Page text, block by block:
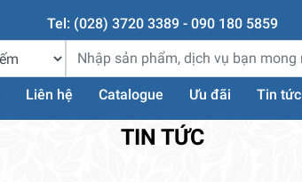
Tel: (028) 3720 3389 - 090 180 5859
Liên hệ Catalogue Ưu đãi Tin tức
TIN TỨC